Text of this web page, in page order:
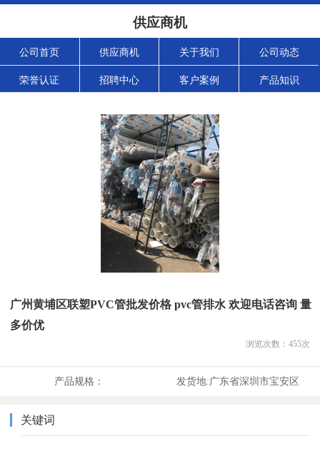
供应商机
公司首页 供应商机 关于我们 公司动态
荣誉认证 招聘中心 客户案例 产品知识
广州黄埔区联塑PVC管批发价格 pvc管排水 欢迎电话咨询 量
多价优
浏览次数： 455次
产品规格： 发货地:广东省深圳市宝安区
关键词